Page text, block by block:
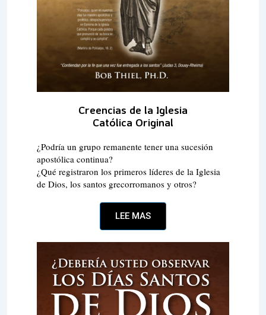
Creencias de la Iglesia
Católica Original
¿Podría un grupo remanente tener una sucesión
apostólica continua?
¿Qué registraron los primeros líderes de la Iglesia
de Dios, los santos grecorromanos y otros?
LEE MAS